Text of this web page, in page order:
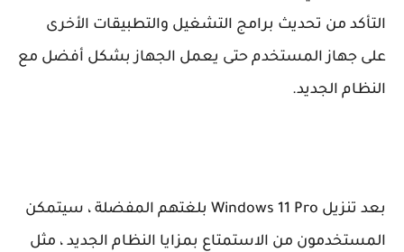
التأكد من تحديث برامج التشغيل والتطبيقات الأخرى
على جهاز المستخدم حتى يعمل الجهاز بشكل أفضل مع
النظام الجديد.
بعد تنزيل Windows 11 Pro بلغتهم المفضلة ، سيتمكن
المستخدمون من الاستمتاع بمزايا النظام الجديد ، مثل